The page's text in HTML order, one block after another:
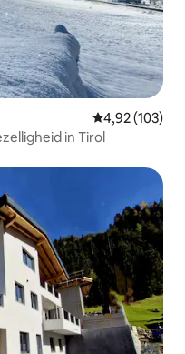
Gemiddelde
4,92 (103)
Alpine gezelligheid in Tirol